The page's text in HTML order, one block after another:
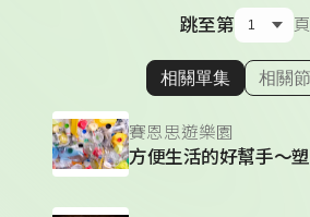
跳至第 頁
顯示相
相關單集 相關
賽恩思遊樂園
方便生活的好幫手～